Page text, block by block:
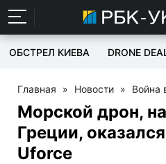
ОБСТРЕЛ КИЕВА DRONE
Главная » Новости » Война
Морской дрон,
Греции,
Uforce